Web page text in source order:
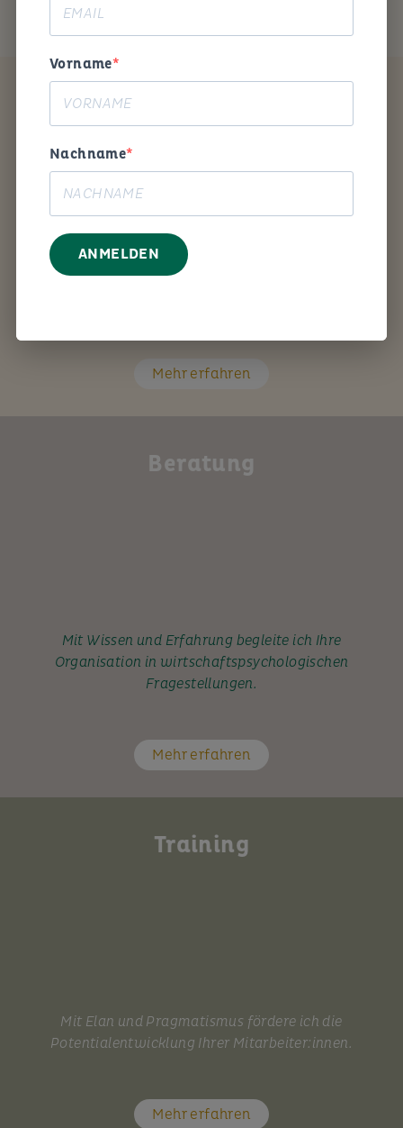
Mit den richtigen Fragen unterstütze ich Sie Schritt
Mehr erfahren
Beratung
Mit Wissen und Erfahrung begleite ich Ihre
Organisation in wirtschaftspsychologischen
Fragestellungen.
Mehr erfahren
Training
Mit Elan und Pragmatismus fördere ich die
Potentialentwicklung Ihrer Mitarbeiter:innen.
Mehr erfahren
Vorname
Nachname
ANMELDEN